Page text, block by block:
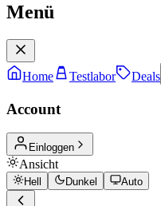
Menü
Home Testlabor Deals
Account
Einloggen
Ansicht
Hell Dunkel Auto